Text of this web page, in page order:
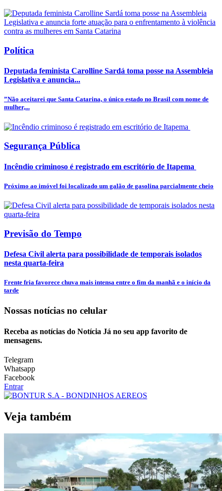
Política
Deputada feminista Carolline Sardá toma posse na Assembleia
Legislativa e anuncia...
”Não aceitarei que Santa Catarina, o único estado no Brasil com nome de
mulher,...
Segurança Pública
Incêndio criminoso é registrado em escritório de Itapema
Próximo ao imóvel foi localizado um galão de gasolina parcialmente cheio
Previsão do Tempo
Defesa Civil alerta para possibilidade de temporais isolados
nesta quarta-feira
Frente fria favorece chuva mais intensa entre o fim da manhã e o início da
tarde
Nossas notícias no celular
Receba as notícias do Notícia Já no seu app favorito de
mensagens.
Telegram
Whatsapp
Facebook
Entrar
Veja também